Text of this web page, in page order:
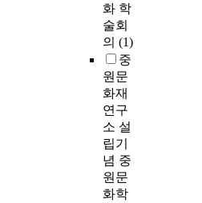
화 학
술회
의 (1)
중
원문
화재
연구
소 설
립기
념 중
원문
화학